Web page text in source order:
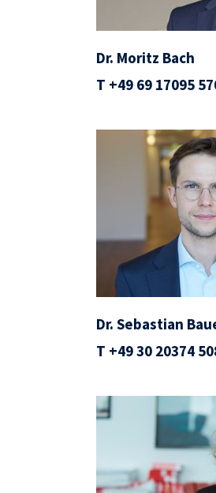
Dr. Moritz Bach
T +49 69 17095
Dr. Sebastian
T +49 30 20374